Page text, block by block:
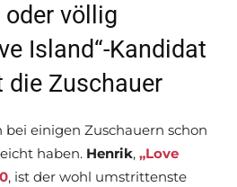
völlig
Island“-Kandidat
die Zuschauer
einigen Zuschauern schon
haben. Henrik, „Love
, ist der wohl umstrittenste